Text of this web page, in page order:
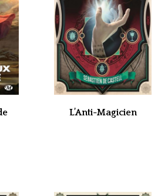
L’Anti-Magicien